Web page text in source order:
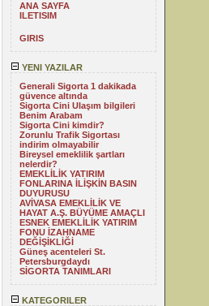
ANA SAYFA
ILETISIM
GIRIS
YENI YAZILAR
Generali Sigorta 1 dakikada
güvence altında
Sigorta Cini Ulaşım bilgileri
Benim Arabam
Sigorta Cini kimdir?
Zorunlu Trafik Sigortası
indirim olmayabilir
Bireysel emeklilik şartları
nelerdir?
EMEKLİLİK YATIRIM
FONLARINA İLİŞKİN BASIN
DUYURUSU
AVİVASA EMEKLİLİK VE
HAYAT A.Ş. BÜYÜME AMAÇLI
ESNEK EMEKLİLİK YATIRIM
FONU İZAHNAME
DEĞİŞİKLİĞİ
Güneş acenteleri St.
Petersburgdaydı
SİGORTA TANIMLARI
KATEGORILER